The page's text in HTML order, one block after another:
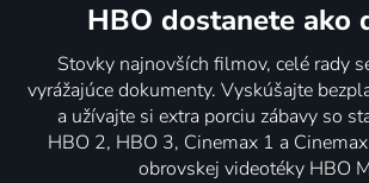
HBO dostanete ako
Stovky najnovších filmov, celé rady
vyrážajúce dokumenty. Vyskúšajte
a užívajte si extra porciu zábavy so
HBO 2, HBO 3, Cinemax 1 a
obrovskej videotéky HBO